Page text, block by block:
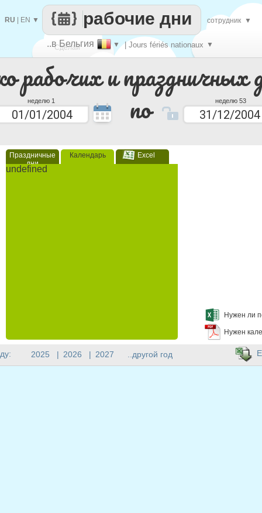
рабочих и праздничных
неделю 1 по неделю 53
Праздничные
дни
Календарь Excel
undefined
Нужен ли
Нужен
Сделай
каждый
..в Бельгия ▼ | Jours fériés nationaux ▼
рабочие дни
RU EN ▼ сотрудник ▼
2025 | 2026 | 2027 ..другой год